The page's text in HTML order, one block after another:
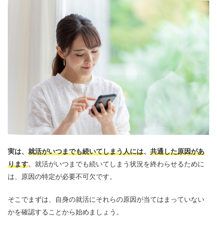
実は、 就活がいつまでも続いてしまう人には、 共通した原因があ
ります。就活がいつまでも続いてしまう状況を終わらせるために
は、原因の特定が必要不可欠です。
そこでまずは、自身の就活にそれらの原因が当てはまっていない
かを確認することから始めましょう。